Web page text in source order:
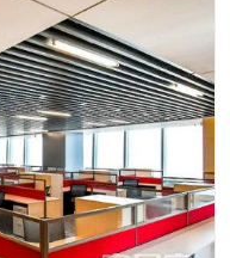
深圳湾科技生态园
安中心区
田车公庙
山南油